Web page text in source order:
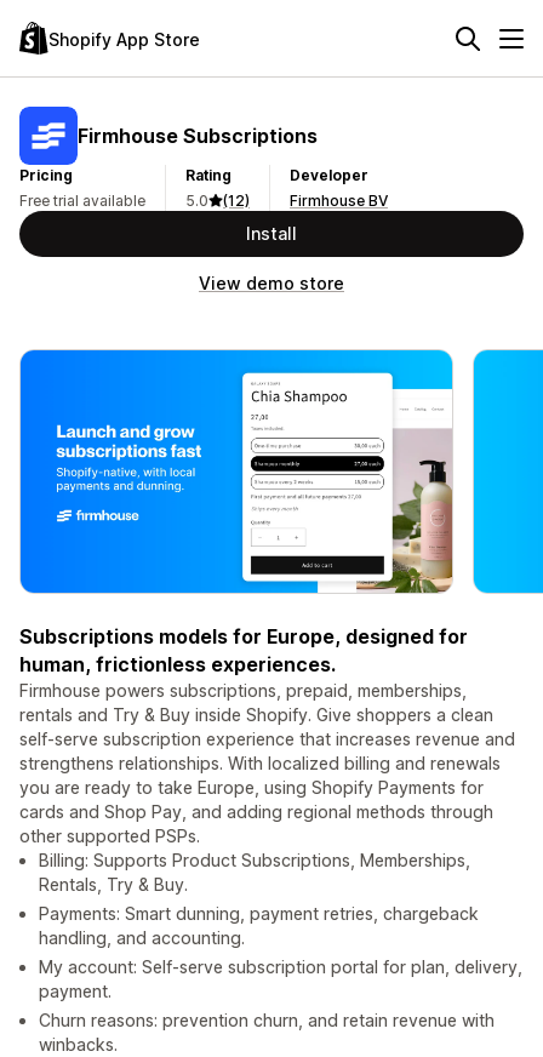
Shopify App Store
Firmhouse Subscriptions
Pricing
Free trial available
Rating
5.0
(12)
Developer
Firmhouse BV
Install
View demo store
Subscriptions models for Europe, designed for
human, frictionless experiences.
Firmhouse powers subscriptions, prepaid, memberships,
rentals and Try & Buy inside Shopify. Give shoppers a clean
self-serve subscription experience that increases revenue and
strengthens relationships. With localized billing and renewals
you are ready to take Europe, using Shopify Payments for
cards and Shop Pay, and adding regional methods through
other supported PSPs.
Billing: Supports Product Subscriptions, Memberships,
Rentals, Try & Buy.
Payments: Smart dunning, payment retries, chargeback
handling, and accounting.
My account: Self-serve subscription portal for plan, delivery,
payment.
Churn reasons: prevention churn, and retain revenue with
winbacks.